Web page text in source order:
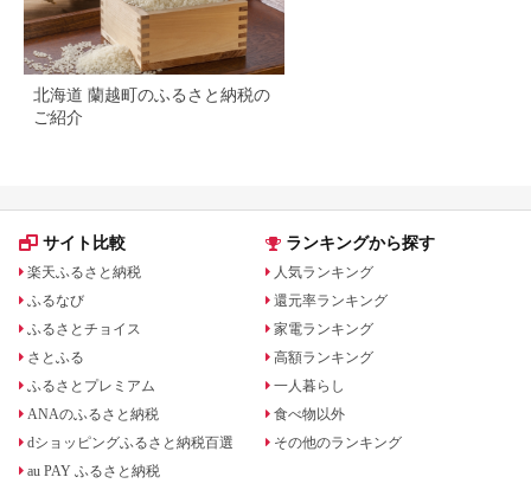
北海道 蘭越町のふるさと納税の
ご紹介
サイト比較
楽天ふるさと納税
ふるなび
ふるさとチョイス
さとふる
ふるさとプレミアム
ANAのふるさと納税
dショッピングふるさと納税百選
au PAY ふるさと納税
ランキングから探す
人気ランキング
還元率ランキング
家電ランキング
高額ランキング
一人暮らし
食べ物以外
その他のランキング